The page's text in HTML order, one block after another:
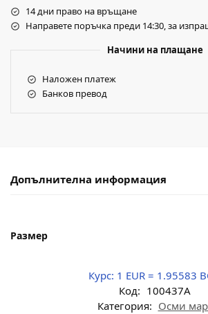
14 дни право на връщане
Направете поръчка преди 14:30, за
Начини на плащане
Наложен платеж
Банков превод
Допълнителна информация
Размер
Курс: 1 EUR = 1.95583
Код: 100437A
Категория: Осми